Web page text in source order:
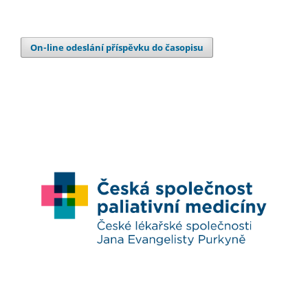
On-line odeslání příspěvku do časopisu